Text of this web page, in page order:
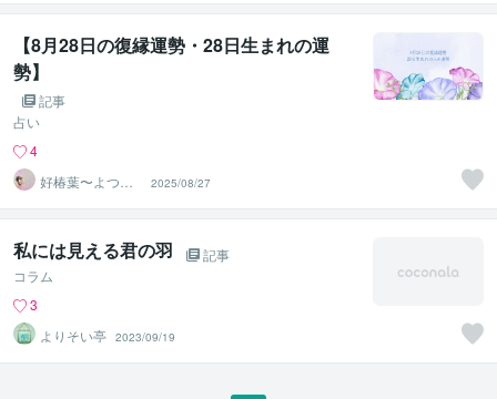
【8月28日の復縁運勢・28日生まれの運
勢】
記事
占い
4
好椿葉〜よつ
ば〜
2025/08/27
私には見える君の羽
記事
コラム
3
よりそい亭 2023/09/19